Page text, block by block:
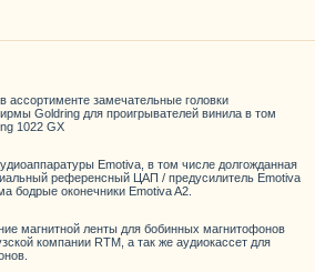
ассортименте замечательные головки
Goldring для проигрывателей винила в том
1022 GX
Emotiva, в том числе долгожданная
референсный ЦАП / предусилитель Emotiva
бодрые оконечники Emotiva A2.
магнитной ленты для бобинных магнитофонов
компании RTM, а так же аудиокассет для